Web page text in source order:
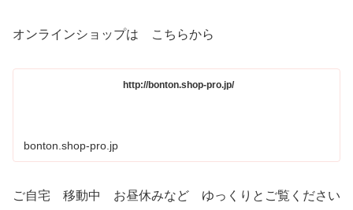
オンラインショップは こちらから
http://bonton.shop-pro.jp/
bonton.shop-pro.jp
ご自宅 移動中 お昼休みなど ゆっくりとご覧ください